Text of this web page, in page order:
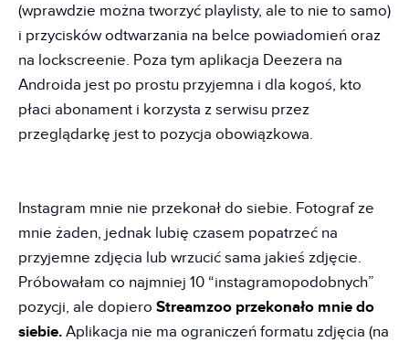
(wprawdzie można tworzyć playlisty, ale to nie to samo)
i przycisków odtwarzania na belce powiadomień oraz
na lockscreenie. Poza tym aplikacja Deezera na
Androida jest po prostu przyjemna i dla kogoś, kto
płaci abonament i korzysta z serwisu przez
przeglądarkę jest to pozycja obowiązkowa.
Instagram mnie nie przekonał do siebie. Fotograf ze
mnie żaden, jednak lubię czasem popatrzeć na
przyjemne zdjęcia lub wrzucić sama jakieś zdjęcie.
Próbowałam co najmniej 10 “instagramopodobnych”
pozycji, ale dopiero Streamzoo przekonało mnie do
siebie. Aplikacja nie ma ograniczeń formatu zdjęcia (na